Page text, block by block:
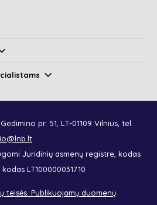
pr. 51, LT-01109 Vilnius, tel.
Juridinių asmenų registre, kodas
LT100000031710
teisės. Publikuojamų duomenų